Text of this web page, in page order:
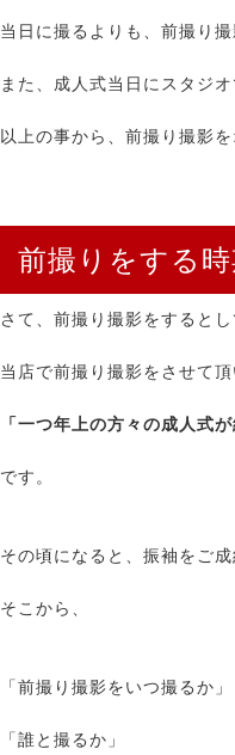
当日に撮るよりも、前撮り
また、成人式当日にスタジ
以上の事から、前撮り撮影
前撮りをする時
さて、前撮り撮影をすると
当店で前撮り撮影をさせて
「一つ年上の方々の成人式
です。
その頃になると、振袖をご
そこから、
「前撮り撮影をいつ撮るか」
「誰と撮るか」